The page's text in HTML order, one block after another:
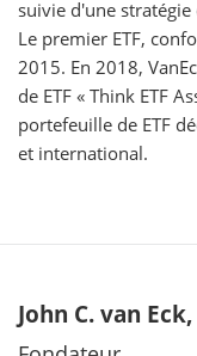
suivie d'une
Le premier ETF,
2015. En 2018,
de ETF « Think ETF
portefeuille de ETF
et international.
John C. van Eck,